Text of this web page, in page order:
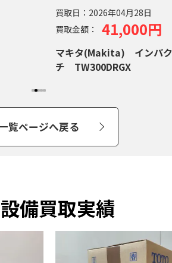
買取日： 2026年04月28日
買取金額：
41,000円
マキタ(Makita) インパ
チ TW300DRGX
覧ページへ戻る
備買取実績